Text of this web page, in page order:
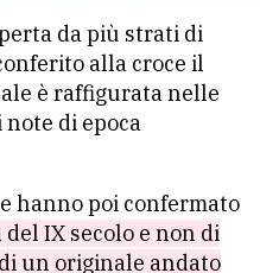
da più strati di
alla croce il
è raffigurata nelle
di epoca
hanno poi confermato
del IX secolo e non di
un originale andato